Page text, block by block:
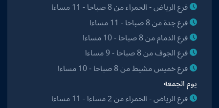
فرع الرياض - الحمراء من 8 صباحا - 11 مساءا
فرع جدة من 8 صباحا - 11 مساءا
فرع الدمام من 8 صباحا - 10 مساءا
فرع الجوف من 8 صباحا - 9 مساءا
فرع خميس مشيط من 8 صباحا - 10 مساءا
يوم الجمعة
فرع الرياض - الحمراء من 2 مساءا - 11 مساءا